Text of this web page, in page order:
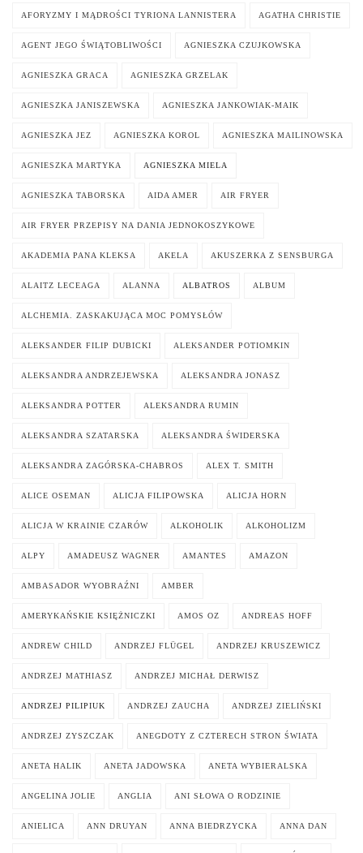
AFORYZMY I MĄDROŚCI TYRIONA LANNISTERA AGATHA CHRISTIE
AGENT JEGO ŚWIĄTOBLIWOŚCI AGNIESZKA CZUJKOWSKA
AGNIESZKA GRACA AGNIESZKA GRZELAK
AGNIESZKA JANISZEWSKA AGNIESZKA JANKOWIAK-MAIK
AGNIESZKA JEZ AGNIESZKA KOROL AGNIESZKA MAILINOWSKA
AGNIESZKA MARTYKA AGNIESZKA MIELA
AGNIESZKA TABORSKA AIDA AMER AIR FRYER
AIR FRYER PRZEPISY NA DANIA JEDNOKOSZYKOWE
AKADEMIA PANA KLEKSA AKELA AKUSZERKA Z SENSBURGA
ALAITZ LECEAGA ALANNA ALBATROS ALBUM
ALCHEMIA. ZASKAKUJĄCA MOC POMYSŁÓW
ALEKSANDER FILIP DUBICKI ALEKSANDER POTIOMKIN
ALEKSANDRA ANDRZEJEWSKA ALEKSANDRA JONASZ
ALEKSANDRA POTTER ALEKSANDRA RUMIN
ALEKSANDRA SZATARSKA ALEKSANDRA ŚWIDERSKA
ALEKSANDRA ZAGÓRSKA-CHABROS ALEX T. SMITH
ALICE OSEMAN ALICJA FILIPOWSKA ALICJA HORN
ALICJA W KRAINIE CZARÓW ALKOHOLIK ALKOHOLIZM
ALPY AMADEUSZ WAGNER AMANTES AMAZON
AMBASADOR WYOBRAŹNI AMBER
AMERYKAŃSKIE KSIĘŻNICZKI AMOS OZ ANDREAS HOFF
ANDREW CHILD ANDRZEJ FLÜGEL ANDRZEJ KRUSZEWICZ
ANDRZEJ MATHIASZ ANDRZEJ MICHAŁ DERWISZ
ANDRZEJ PILIPIUK ANDRZEJ ZAUCHA ANDRZEJ ZIELIŃSKI
ANDRZEJ ZYSZCZAK ANEGDOTY Z CZTERECH STRON ŚWIATA
ANETA HALIK ANETA JADOWSKA ANETA WYBIERALSKA
ANGELINA JOLIE ANGLIA ANI SŁOWA O RODZINIE
ANIELICA ANN DRUYAN ANNA BIEDRZYCKA ANNA DAN